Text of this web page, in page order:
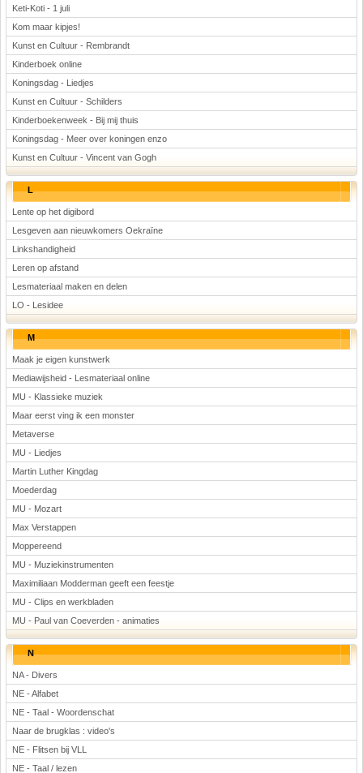
Keti-Koti - 1 juli
Kom maar kipjes!
Kunst en Cultuur - Rembrandt
Kinderboek online
Koningsdag - Liedjes
Kunst en Cultuur - Schilders
Kinderboekenweek - Bij mij thuis
Koningsdag - Meer over koningen enzo
Kunst en Cultuur - Vincent van Gogh
L
Lente op het digibord
Lesgeven aan nieuwkomers Oekraïne
Linkshandigheid
Leren op afstand
Lesmateriaal maken en delen
LO - Lesidee
M
Maak je eigen kunstwerk
Mediawijsheid - Lesmateriaal online
MU - Klassieke muziek
Maar eerst ving ik een monster
Metaverse
MU - Liedjes
Martin Luther Kingdag
Moederdag
MU - Mozart
Max Verstappen
Moppereend
MU - Muziekinstrumenten
Maximiliaan Modderman geeft een feestje
MU - Clips en werkbladen
MU - Paul van Coeverden - animaties
N
NA - Divers
NE - Alfabet
NE - Taal - Woordenschat
Naar de brugklas : video's
NE - Flitsen bij VLL
NE - Taal / lezen